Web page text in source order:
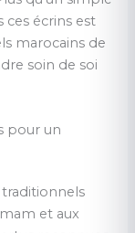
écrins est
marocains de
soin de soi
pour un
et aux